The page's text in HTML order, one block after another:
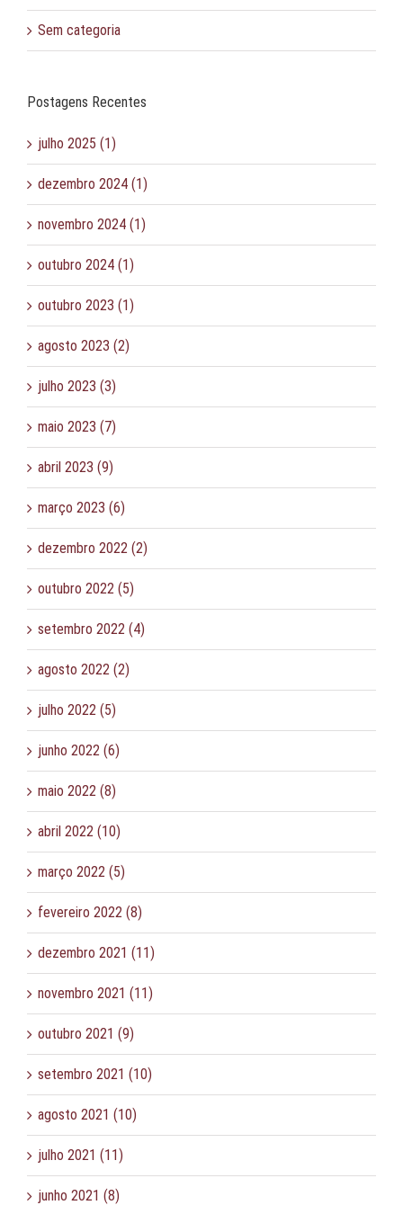
Sem categoria
Postagens Recentes
julho 2025 (1)
dezembro 2024 (1)
novembro 2024 (1)
outubro 2024 (1)
outubro 2023 (1)
agosto 2023 (2)
julho 2023 (3)
maio 2023 (7)
abril 2023 (9)
março 2023 (6)
dezembro 2022 (2)
outubro 2022 (5)
setembro 2022 (4)
agosto 2022 (2)
julho 2022 (5)
junho 2022 (6)
maio 2022 (8)
abril 2022 (10)
março 2022 (5)
fevereiro 2022 (8)
dezembro 2021 (11)
novembro 2021 (11)
outubro 2021 (9)
setembro 2021 (10)
agosto 2021 (10)
julho 2021 (11)
junho 2021 (8)